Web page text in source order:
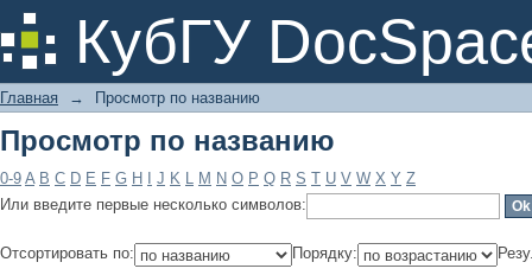
КубГУ
Просмотр по названию
Главная → Просмотр по названию
Просмотр по названию
0-9 A B C D E F G H J K L M N O P Q R S T U V W X Y Z
Или введите первые несколько символов:
Отсортировать по: Порядку: